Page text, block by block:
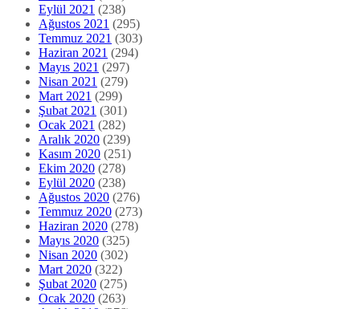
Eylül 2021 (238)
Ağustos 2021 (295)
Temmuz 2021 (303)
Haziran 2021 (294)
Mayıs 2021 (297)
Nisan 2021 (279)
Mart 2021 (299)
Şubat 2021 (301)
Ocak 2021 (282)
Aralık 2020 (239)
Kasım 2020 (251)
Ekim 2020 (278)
Eylül 2020 (238)
Ağustos 2020 (276)
Temmuz 2020 (273)
Haziran 2020 (278)
Mayıs 2020 (325)
Nisan 2020 (302)
Mart 2020 (322)
Şubat 2020 (275)
Ocak 2020 (263)